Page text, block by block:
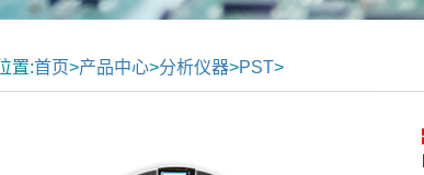
置:首页>产品中心>分析仪器>PST>